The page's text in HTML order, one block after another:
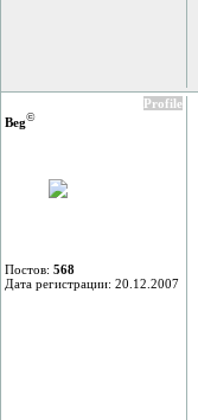
Profile
Beg©
Постов: 568
Дата регистрации: 20.12.2007